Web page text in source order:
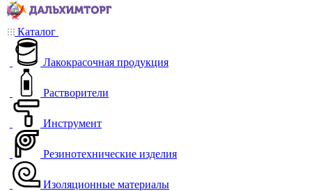
Каталог
Лакокрасочная продукция
Растворители
Инструмент
Резинотехнические изделия
Изоляционные материалы